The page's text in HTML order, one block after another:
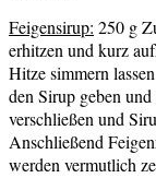
Feigensirup: 250 g
erhitzen und kurz
Hitze simmern
den Sirup geben
verschließen und
Anschließend
werden vermutlich